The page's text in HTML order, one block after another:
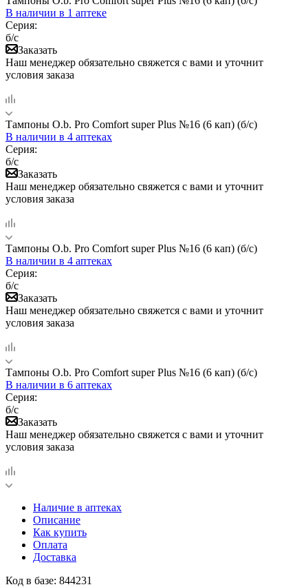
В наличии в 1 аптеке
Серия:
б/с
Заказать
Наш менеджер обязательно свяжется с вами и уточнит
условия заказа
Тампоны O.b. Pro Comfort super Plus №16 (6 кап) (б/с)
В наличии в 4 аптеках
Серия:
б/с
Заказать
Наш менеджер обязательно свяжется с вами и уточнит
условия заказа
Тампоны O.b. Pro Comfort super Plus №16 (6 кап) (б/с)
В наличии в 4 аптеках
Серия:
б/с
Заказать
Наш менеджер обязательно свяжется с вами и уточнит
условия заказа
Тампоны O.b. Pro Comfort super Plus №16 (6 кап) (б/с)
В наличии в 6 аптеках
Серия:
б/с
Заказать
Наш менеджер обязательно свяжется с вами и уточнит
условия заказа
Наличие в аптеках
Описание
Как купить
Оплата
Доставка
Код в базе: 844231